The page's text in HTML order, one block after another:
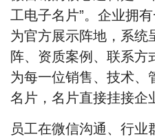
工电子名片”。企业拥
为官方展示阵地，系统
阵、资质案例、联系方
为每一位销售、技术、
名片，名片直接挂接企
员工在微信沟通、行业